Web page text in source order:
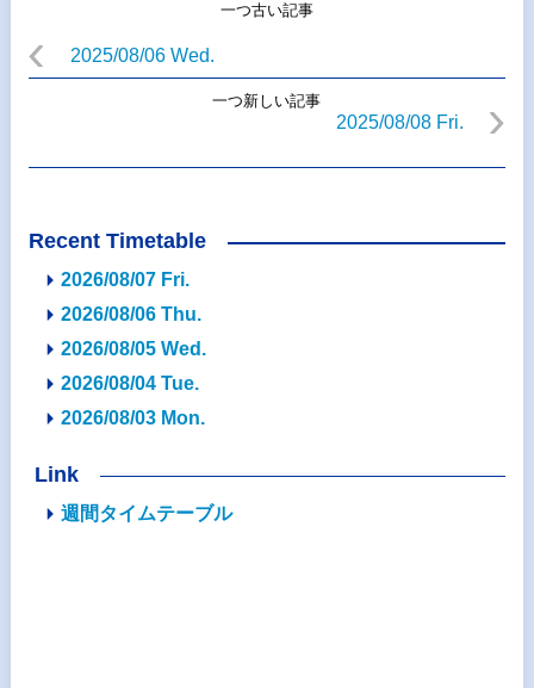
一つ古い記事
2025/08/06 Wed.
一つ新しい記事
2025/08/08 Fri.
Recent Timetable
2026/08/07 Fri.
2026/08/06 Thu.
2026/08/05 Wed.
2026/08/04 Tue.
2026/08/03 Mon.
Link
週間タイムテーブル